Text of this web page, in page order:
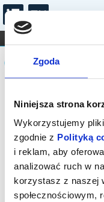
Zgoda
Niniejsza strona
Wykorzystujemy
zgodnie z Polityką
i reklam, aby
analizować ruch w
korzystasz z naszej
społecznościowym,
FILHARMONIA
DLA DZIECI
Komunikat
Sprzedaż
została